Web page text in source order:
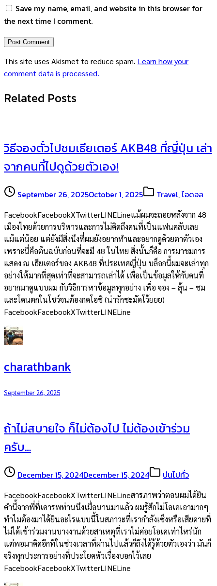
Save my name, email, and website in this browser for
the next time I comment.
This site uses Akismet to reduce spam. Learn how your
comment data is processed.
Related Posts
วิธีจองตั๋วไปชมเธียเตอร์ AKB48 ที่ญี่ปุ่น เล่า
จากคนที่ไปดูด้วยตัวเอง!
September 26, 2025October 1, 2025 Travel,ไอดอล
FacebookFacebookXTwitterLINELineแม้ผมจะถอยหลังจาก 48
เมืองไทยด้วยการบริหารและการไม่คิดถึงคนที่เป็นแฟนคลับเลย
แม้แต่น้อย แต่ยังมีสิ่งนึงที่ผมยังอยากทำและอยากดูด้วยตาตัวเอง
เพราะนี่คือต้นฉบับก่อนที่จะมี 48 ในไทย สิ่งนั้นก็คือ การมาชมการ
แสดง ณ เธียเตอร์ของ AKB48 ที่ประเทศญี่ปุ่น บล็อกนี้ผมจะเล่าทุก
อย่างให้มากที่สุดเท่าที่จะสามารถเล่าได้ เพื่อเป็นข้อมูลให้กับคนที่
อยากมาดูแบบผม กับวิธีการหาข้อมูลทุกอย่าง เพื่อ จอง – ลุ้น – ชม
และโดนตกในโชว์จนต้องกดโอชิ (น่ารักชะมัดโว้ยยย)
FacebookFacebookXTwitterLINELine
charathbank
September 26, 2025
ถ้าไม่สบายใจ ก็ไม่ต้องไป ไม่ต้องเข้าร่วม
ครับ…
December 15, 2024December 15, 2024 บ่นไปทั่ว
FacebookFacebookXTwitterLINELineสารภาพว่าตอนผมได้ยิน
คำนี้จากพี่ที่เคารพท่านนึงเมื่อนานมาแล้ว ผมรู้สึกไม่โอเคเอามากๆ
ทำไมต้องมาได้ยินอะไรแบบนี้ในสภาวะที่เรากำลังเซ็งหรือเสียดายที่
ไม่ได้เข้าร่วมงานบางงานด้วยสาเหตุที่เราไม่ค่อยโอเคเท่าไหร่นัก
แต่พอมาคิดอีกทีในช่วงเวลาที่ผ่านไปแล้วก็ถึงได้รู้ด้วยตัวเองว่า มันก็
จริงทุกประการอย่างที่ประโยคหัวเรื่องบอกไว้เลย
FacebookFacebookXTwitterLINELine